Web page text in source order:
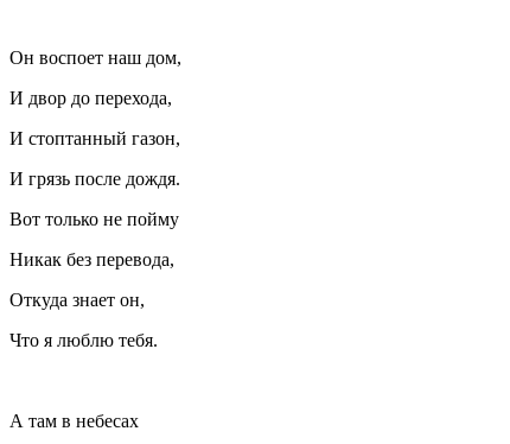
Он воспоет наш дом,
И двор до перехода,
И стоптанный газон,
И грязь после дождя.
Вот только не пойму
Никак без перевода,
Откуда знает он,
Что я люблю тебя.
А там в небесах